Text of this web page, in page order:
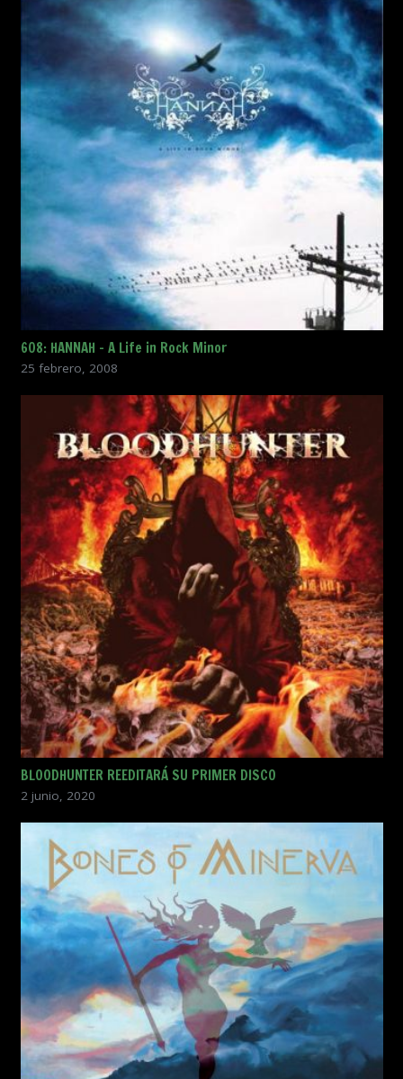
608: HANNAH – A Life in Rock Minor
25 febrero, 2008
BLOODHUNTER REEDITARÁ SU PRIMER DISCO
2 junio, 2020